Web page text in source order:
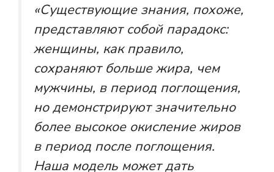
«Существующие знания, похоже,
представляют собой парадокс:
женщины, как правило,
сохраняют больше жира, чем
мужчины, в период поглощения,
но демонстрируют значительно
более высокое окисление жиров
в период после поглощения.
Наша модель может дать